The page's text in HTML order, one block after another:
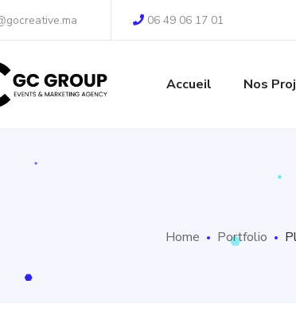
06 49 06 17 01
Accueil Nos
Home Portfolio